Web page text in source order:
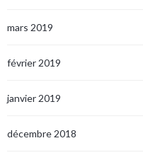
mars 2019
février 2019
janvier 2019
décembre 2018